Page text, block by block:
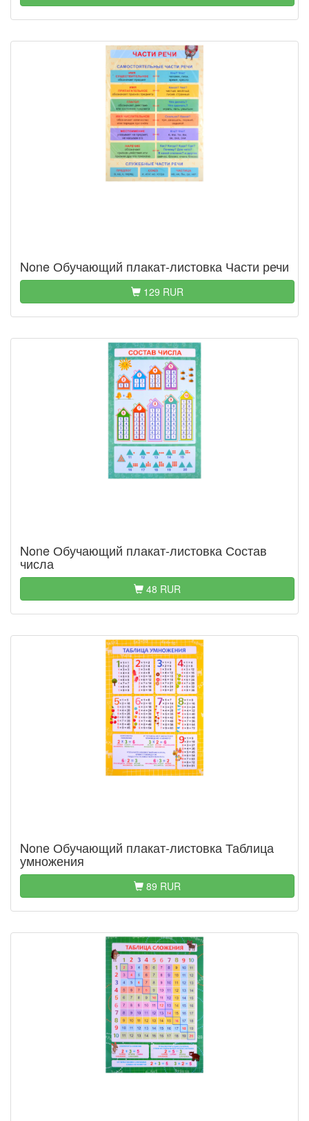
None Обучающий плакат-листовка Части речи
129 RUR
None Обучающий плакат-листовка Состав
числа
48 RUR
None Обучающий плакат-листовка Таблица
умножения
89 RUR